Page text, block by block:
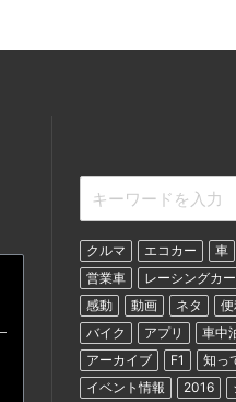
クルマ エコカー 車
営業車
レーシングカー
感動
動画 ネタ 便
バイク
アプリ 車中
アーカイブ
F1 知っ
イベント情報
2016